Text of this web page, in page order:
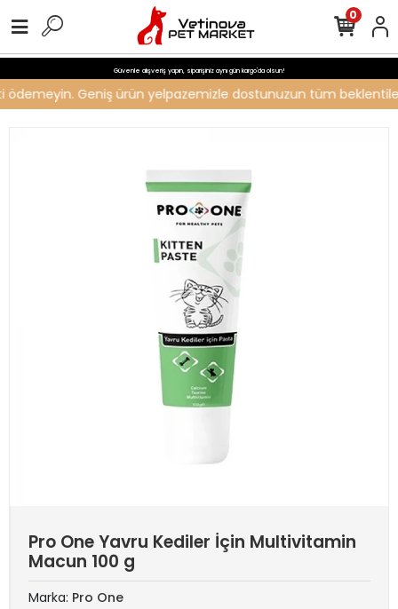
Güvenle alışveriş yapın, siparişiniz aynı gün kargo'da olsun!
Geniş ürün yelpazemizle dostunuzun tüm
0
Pro One Yavru Kediler İçin Multivitamin
Macun 100 g
Marka: Pro One